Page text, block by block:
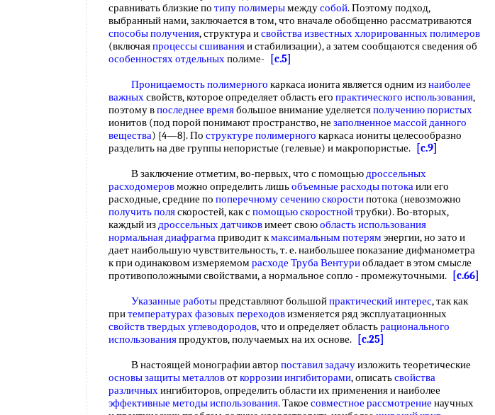
сравнивать близкие по типу полимерымеждусобой. Поэтому подход,
выбранный нами, заключается в том, что вначале обобщенно рассматриваются
способы получения, структура исвойства известныххлорированных полимеров
(включаяпроцессы сшиванияи стабилизации), а затем сообщаются сведения об
особенностях отдельныхполиме-
[c.5]
Проницаемость полимерного каркаса ионита является одним изнаиболее
важныхсвойств, которое определяет область его практического использования,
поэтому впоследнее времябольшое внимание уделяетсяполучению пористых
ионитов (под порой понимают пространство, не заполненное массойданного
вещества) [4—8]. По структуре полимерного каркаса иониты целесообразно
разделить на две группы непористые (гелевые) и макропористые.
[c.9]
В заключение отметим, во-первых, что с помощьюдроссельных
расходомеровможно определить лишьобъемные расходы потокаили его
расходные, средние по поперечному сечению скоростипотока (невозможно
получить поляскоростей, как спомощью скоростнойтрубки). Во-вторых,
каждый издроссельных датчиковимеет своюобласть использования
нормальная диафрагмаприводит кмаксимальным потерям энергии, но зато и
дает наибольшую чувствительность, т. е. наибольшее показание дифманометра
к при одинаковом измеряемом расходе Труба Вентуриобладает в этом смысле
противоположными свойствами, а нормальное сопло - промежуточными.
[c.66]
Указанные работыпредставляют большойпрактический интерес, так как
притемпературах фазовых переходовизменяется ряд эксплуатационных
свойств твердых углеводородов, что и определяет областьрационального
использованияпродуктов, получаемых на их основе.
[c.25]
В настоящей монографии автор поставил задачуизложить теоретические
основы защиты металловоткоррозии ингибиторами, описатьсвойства
различныхингибиторов, определить области их применения и наиболее
эффективные методы использования. Такое совместное рассмотрение научных